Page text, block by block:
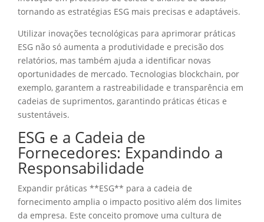
tornando as estratégias ESG mais precisas e adaptáveis.
Utilizar inovações tecnológicas para aprimorar práticas
ESG não só aumenta a produtividade e precisão dos
relatórios, mas também ajuda a identificar novas
oportunidades de mercado. Tecnologias blockchain, por
exemplo, garantem a rastreabilidade e transparência em
cadeias de suprimentos, garantindo práticas éticas e
sustentáveis.
ESG e a Cadeia de
Fornecedores: Expandindo a
Responsabilidade
Expandir práticas **ESG** para a cadeia de
fornecimento amplia o impacto positivo além dos limites
da empresa. Este conceito promove uma cultura de